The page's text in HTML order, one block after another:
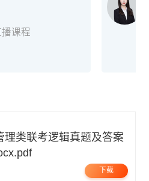
播课程
下载